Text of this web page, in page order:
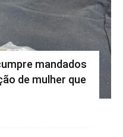
mandados
de mulher que